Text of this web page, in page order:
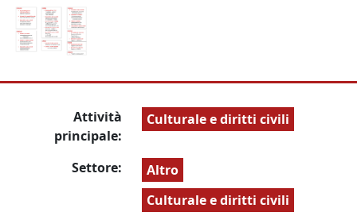
Attività
principale:
Culturale e diritti civili
Settore:
Altro
Culturale e diritti civili